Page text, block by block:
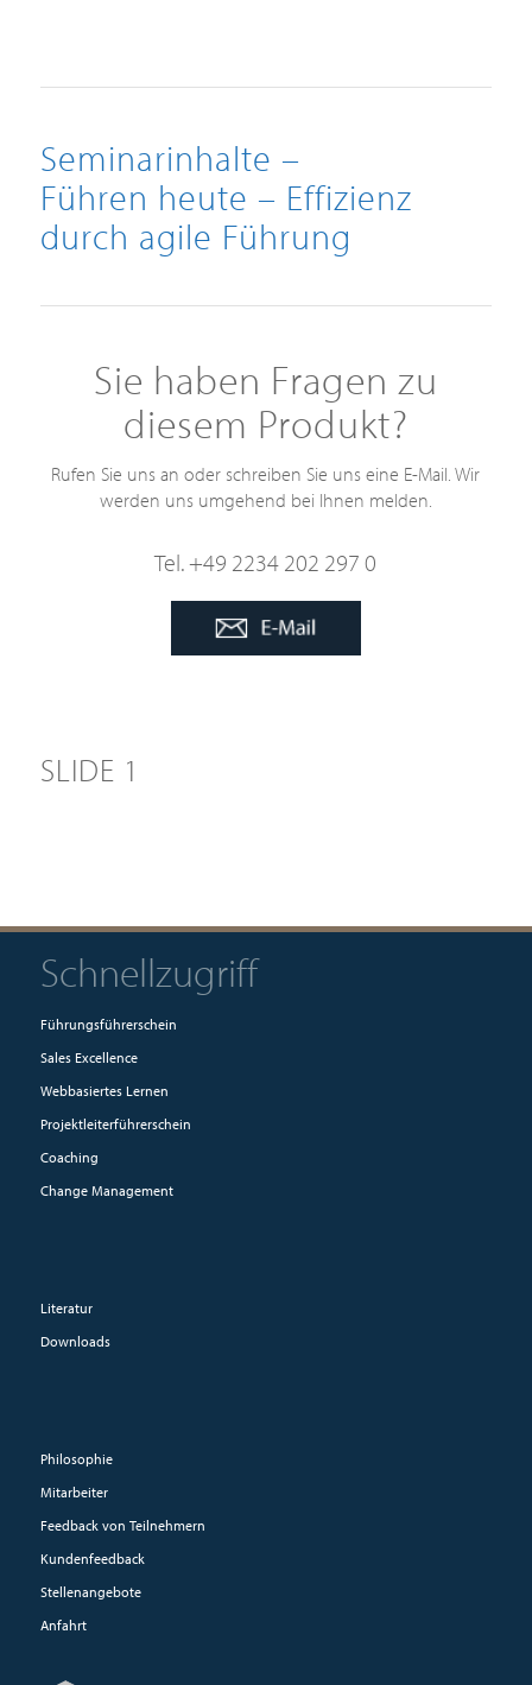
Seminarinhalte –
Führen heute – Effizienz
durch agile Führung
Sie haben Fragen zu
diesem Produkt?
Rufen Sie uns an oder schreiben Sie uns eine E-Mail. Wir
werden uns umgehend bei Ihnen melden.
Tel. +49 2234 202 297 0
SLIDE 1
Schnellzugriff
Führungsführerschein
Sales Excellence
Webbasiertes Lernen
Projektleiterführerschein
Coaching
Change Management
Literatur
Downloads
Philosophie
Mitarbeiter
Feedback von Teilnehmern
Kundenfeedback
Stellenangebote
Anfahrt